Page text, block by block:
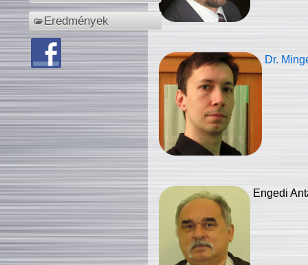
Eredmények
Dr.
Engedi